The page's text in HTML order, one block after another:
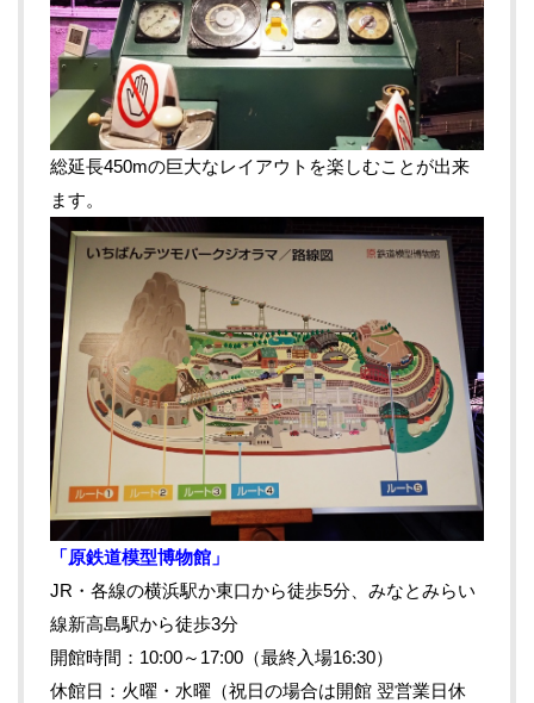
総延長450mの巨大なレイアウトを楽しむことが出来
ます。
「原鉄道模型博物館」
JR・各線の横浜駅か東口から徒歩5分、みなとみらい
線新高島駅から徒歩3分
開館時間：10:00～17:00（最終入場16:30）
休館日：火曜・水曜（祝日の場合は開館 翌営業日休